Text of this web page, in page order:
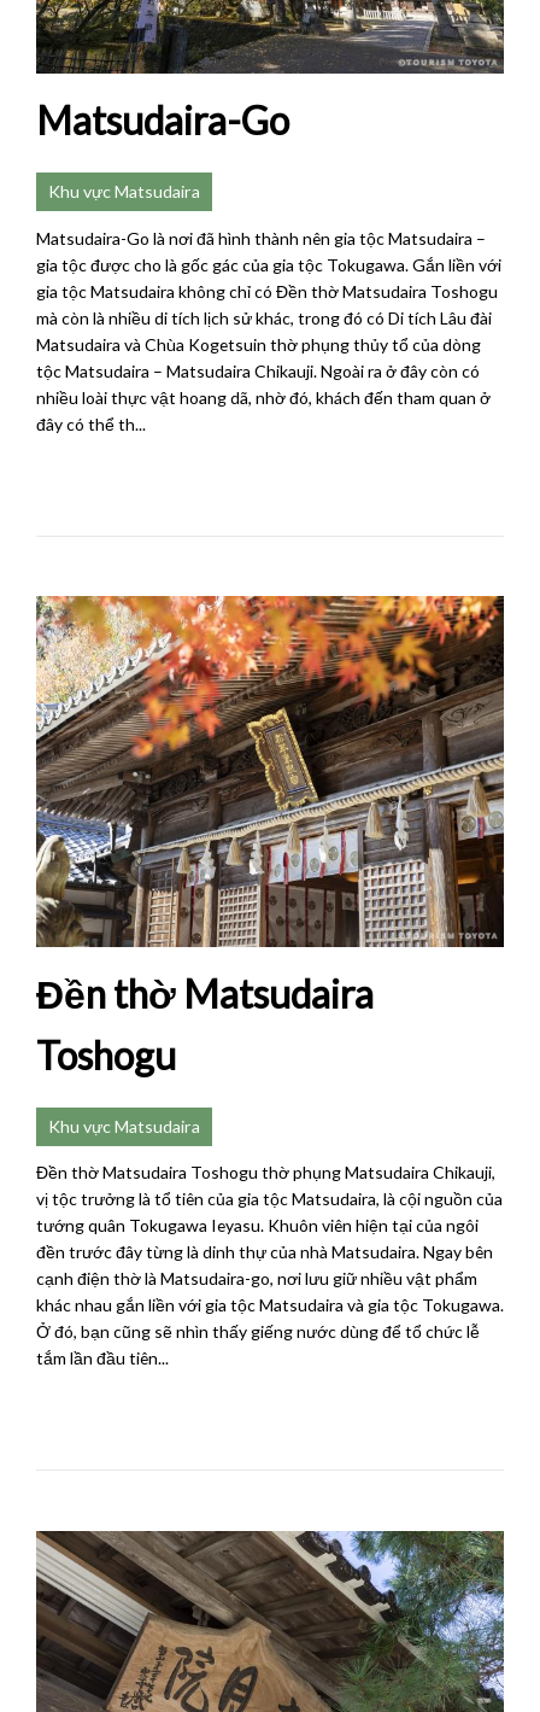
Matsudaira-Go
Khu vực Matsudaira
Matsudaira-Go là nơi đã hình thành nên gia tộc Matsudaira –
gia tộc được cho là gốc gác của gia tộc Tokugawa. Gắn liền với
gia tộc Matsudaira không chỉ có Đền thờ Matsudaira Toshogu
mà còn là nhiều di tích lịch sử khác, trong đó có Di tích Lâu đài
Matsudaira và Chùa Kogetsuin thờ phụng thủy tổ của dòng
tộc Matsudaira – Matsudaira Chikauji. Ngoài ra ở đây còn có
nhiều loài thực vật hoang dã, nhờ đó, khách đến tham quan ở
đây có thể th...
Đền thờ Matsudaira
Toshogu
Khu vực Matsudaira
Đền thờ Matsudaira Toshogu thờ phụng Matsudaira Chikauji,
vị tộc trưởng là tổ tiên của gia tộc Matsudaira, là cội nguồn của
tướng quân Tokugawa Ieyasu. Khuôn viên hiện tại của ngôi
đền trước đây từng là dinh thự của nhà Matsudaira. Ngay bên
cạnh điện thờ là Matsudaira-go, nơi lưu giữ nhiều vật phẩm
khác nhau gắn liền với gia tộc Matsudaira và gia tộc Tokugawa.
Ở đó, bạn cũng sẽ nhìn thấy giếng nước dùng để tổ chức lễ
tắm lần đầu tiên...